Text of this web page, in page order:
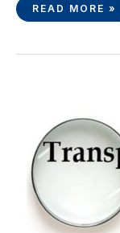
READ MORE »